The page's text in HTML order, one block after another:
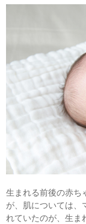
生まれる前後の赤ち
が、肌については、
れていたのが、生ま